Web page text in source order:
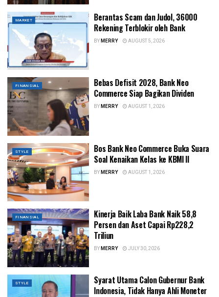
MARKET
Berantas Scam dan Judol, 36000
Rekening Terblokir oleh Bank
BYMERRY AUGUST 5, 2026
FINANSIAL
Bebas Defisit 2028, Bank Neo
Commerce Siap Bagikan Dividen
BYMERRY AUGUST 1, 2026
STYLE
Bos Bank Neo Commerce Buka Suara
Soal Kenaikan Kelas ke KBMI II
BYMERRY AUGUST 1, 2026
FINANSIAL
Kinerja Baik Laba Bank Naik 58,8
Persen dan Aset Capai Rp228,2
Triliun
BYMERRY JULY 30, 2026
STYLE
Syarat Utama Calon Gubernur Bank
Indonesia, Tidak Hanya Ahli Moneter